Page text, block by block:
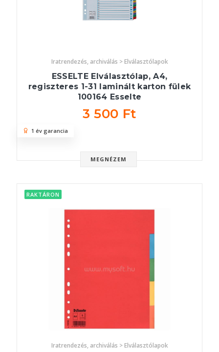
Iratrendezés, archiválás > Elválasztólapok
ESSELTE Elválasztólap, A4,
regiszteres 1-31 laminált karton fülek
100164 Esselte
3 500 Ft
MEGNÉZEM
1 év garancia
RAKTÁRON
Iratrendezés, archiválás > Elválasztólapok